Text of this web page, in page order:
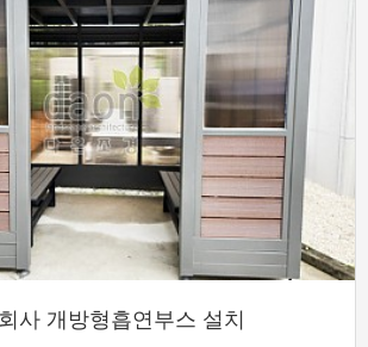
사 개방형흡연부스 설치